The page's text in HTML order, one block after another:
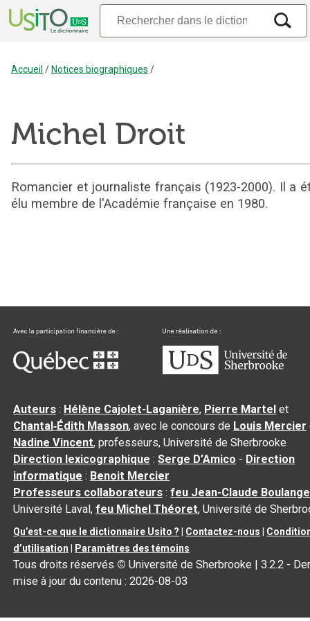
Accueil /Notices biographiques /
Michel Droit
Romancier et journaliste français (1923-2000). Il a
élu membre de l'Académie française en 1980.
Auteurs : Hélène Cajolet-Laganière, Pierre Martel et
Chantal‑Édith Masson, avec le concours de Louis Mercier
Nadine Vincent, professeurs, Université de Sherbrooke
Direction lexicographique :Serge D’Amico - Direction
informatique : Benoit Mercier
Professeurs collaborateurs :feu Jean-Claude
Université Laval,feu Michel Théoret, Université de
Qu’est-ce que le dictionnaire Usito ? Contactez-nous
d’utilisation
Paramètres des témoins
Tous droits réservés © Université de Sherbrooke |3.2.2 -
mise à jour du contenu :2026-08-03